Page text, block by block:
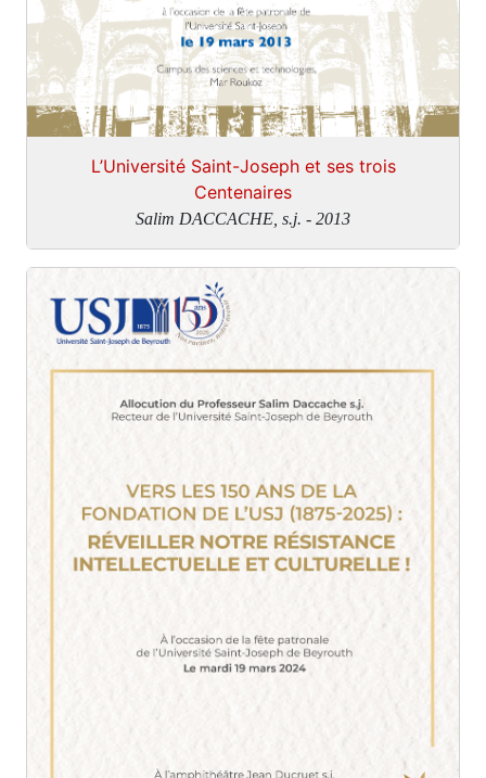
L’Université Saint-Joseph et ses trois
Centenaires
Salim DACCACHE, s.j. - 2013